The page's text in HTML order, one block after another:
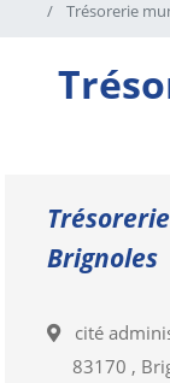
Trésorerie
Brignoles
cité
83170 ,